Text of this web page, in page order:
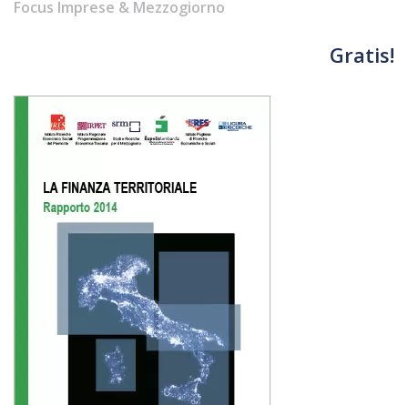
Focus Imprese & Mezzogiorno
Gratis!